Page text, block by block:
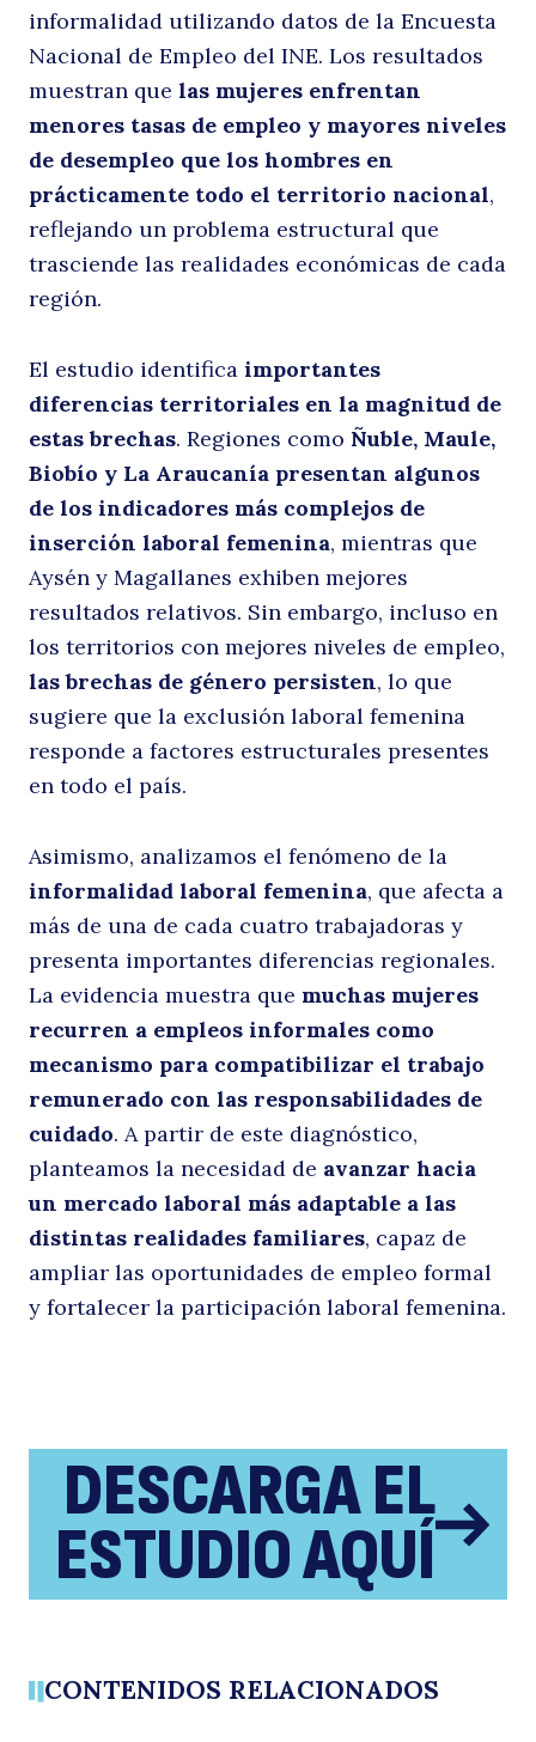
Buscar
informalidad utilizando datos de la Encuesta
Nacional de Empleo del INE. Los resultados
muestran que las mujeres enfrentan
menores tasas de empleo y mayores niveles
de desempleo que los hombres en
prácticamente todo el territorio nacional,
reflejando un problema estructural que
trasciende las realidades económicas de cada
región.
El estudio identifica importantes
diferencias territoriales en la magnitud de
estas brechas. Regiones como Ñuble, Maule,
Biobío y La Araucanía presentan algunos
de los indicadores más complejos de
inserción laboral femenina, mientras que
Aysén y Magallanes exhiben mejores
resultados relativos. Sin embargo, incluso en
los territorios con mejores niveles de empleo,
las brechas de género persisten, lo que
sugiere que la exclusión laboral femenina
responde a factores estructurales presentes
en todo el país.
Asimismo, analizamos el fenómeno de la
informalidad laboral femenina, que afecta a
más de una de cada cuatro trabajadoras y
presenta importantes diferencias regionales.
La evidencia muestra que muchas mujeres
recurren a empleos informales como
mecanismo para compatibilizar el trabajo
remunerado con las responsabilidades de
cuidado. A partir de este diagnóstico,
planteamos la necesidad de avanzar hacia
un mercado laboral más adaptable a las
distintas realidades familiares, capaz de
ampliar las oportunidades de empleo formal
y fortalecer la participación laboral femenina.
DESCARGA EL
ESTUDIO AQUÍ
CONTENIDOS RELACIONADOS